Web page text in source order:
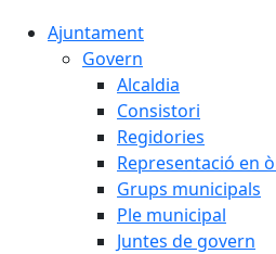
Ajuntament
Govern
Alcaldia
Consistori
Regidories
Representació en
Grups municipals
Ple municipal
Juntes de govern